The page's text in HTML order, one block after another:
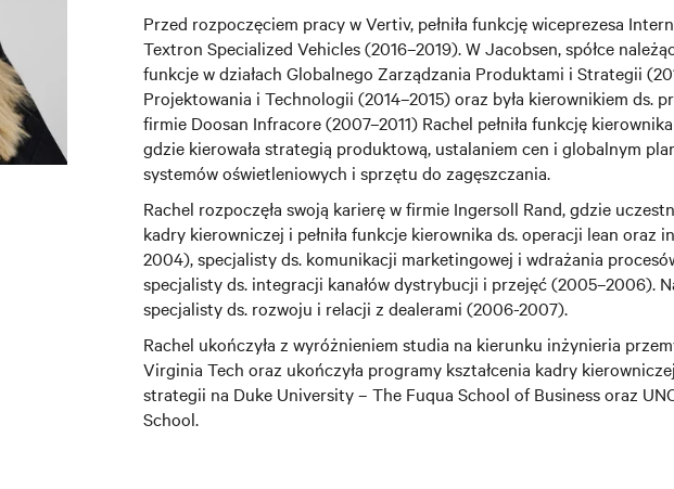
Przed rozpoczęciem pracy w Vertiv, pełniła funkcję wiceprezesa
Textron Specialized Vehicles (2016–2019). W Jacobsen, spółce
funkcje w działach Globalnego Zarządzania Produktami i Strategii
Projektowania i Technologii (2014–2015) oraz była kierownikiem ds.
firmie Doosan Infracore (2007–2011) Rachel pełniła funkcję
gdzie kierowała strategią produktową, ustalaniem cen i globalnym
systemów oświetleniowych i sprzętu do zagęszczania.
Rachel rozpoczęła swoją karierę w firmie Ingersoll Rand, gdzie
kadry kierowniczej i pełniła funkcje kierownika ds. operacji lean oraz
2004), specjalisty ds. komunikacji marketingowej i wdrażania
specjalisty ds. integracji kanałów dystrybucji i przejęć (2005–2006).
specjalisty ds. rozwoju i relacji z dealerami (2006-2007).
Rachel ukończyła z wyróżnieniem studia na kierunku inżynieria
Virginia Tech oraz ukończyła programy kształcenia kadry
strategii na Duke University – The Fuqua School of Business oraz
School.